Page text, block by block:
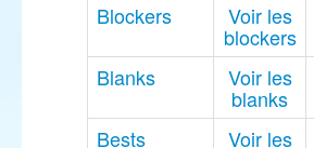
Blockers
Voir les
blockers
Blanks Voir les
blanks
Bests
Voir les